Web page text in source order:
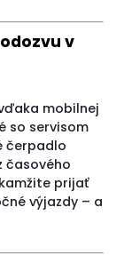
v
mobilnej
so servisom
čerpadlo
časového
prijať
výjazdy – a